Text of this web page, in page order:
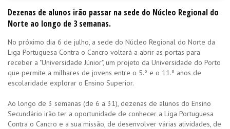
Dezenas de alunos irão passar na sede do Núcleo Regional do
Norte ao longo de 3 semanas.
No próximo dia 6 de julho, a sede do Núcleo Regional do Norte da
Liga Portuguesa Contra o Cancro voltará a abrir as portas para
receber a "Universidade Júnior", um projeto da Universidade do Porto
que permite a milhares de jovens entre o 5.º e o 11.º anos de
escolaridade explorar o Ensino Superior.
Ao longo de 3 semanas (de 6 a 31), dezenas de alunos do Ensino
Secundário irão ter a oportunidade de conhecer a Liga Portuguesa
Contra o Cancro e a sua missão, de desenvolver várias atividades, de